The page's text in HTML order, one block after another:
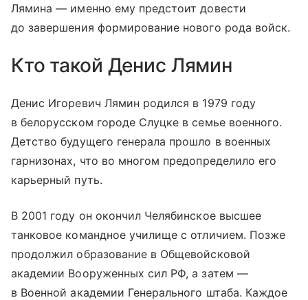
Лямина — именно ему предстоит довести
до завершения формирование нового рода войск.
Кто такой Денис Лямин
Денис Игоревич Лямин родился в 1979 году
в белорусском городе Слуцке в семье военного.
Детство будущего генерала прошло в военных
гарнизонах, что во многом предопределило его
карьерный путь.
В 2001 году он окончил Челябинское высшее
танковое командное училище с отличием. Позже
продолжил образование в Общевойсковой
академии Вооруженных сил РФ, а затем —
в Военной академии Генерального штаба. Каждое